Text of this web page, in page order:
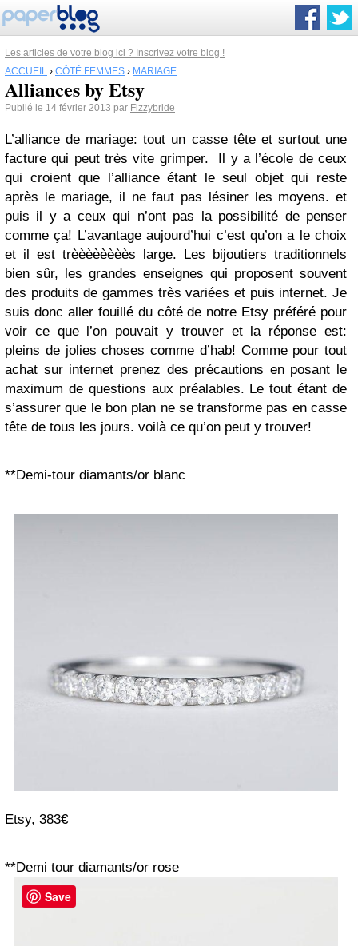
Les articles de votre blog ici ? Inscrivez votre blog !
ACCUEIL › CÔTÉ FEMMES › MARIAGE
Alliances by Etsy
Publié le 14 février 2013 par Fizzybride
L’alliance de mariage: tout un casse tête et surtout une
facture qui peut très vite grimper. Il y a l’école de ceux
qui croient que l’alliance étant le seul objet qui reste
après le mariage, il ne faut pas lésiner les moyens. et
puis il y a ceux qui n’ont pas la possibilité de penser
comme ça! L’avantage aujourd’hui c’est qu’on a le choix
et il est trèèèèèèèès large. Les bijoutiers traditionnels
bien sûr, les grandes enseignes qui proposent souvent
des produits de gammes très variées et puis internet. Je
suis donc aller fouillé du côté de notre Etsy préféré pour
voir ce que l’on pouvait y trouver et la réponse est:
pleins de jolies choses comme d’hab! Comme pour tout
achat sur internet prenez des précautions en posant le
maximum de questions aux préalables. Le tout étant de
s’assurer que le bon plan ne se transforme pas en casse
tête de tous les jours. voilà ce qu’on peut y trouver!
**Demi-tour diamants/or blanc
Etsy, 383€
**Demi tour diamants/or rose
Save